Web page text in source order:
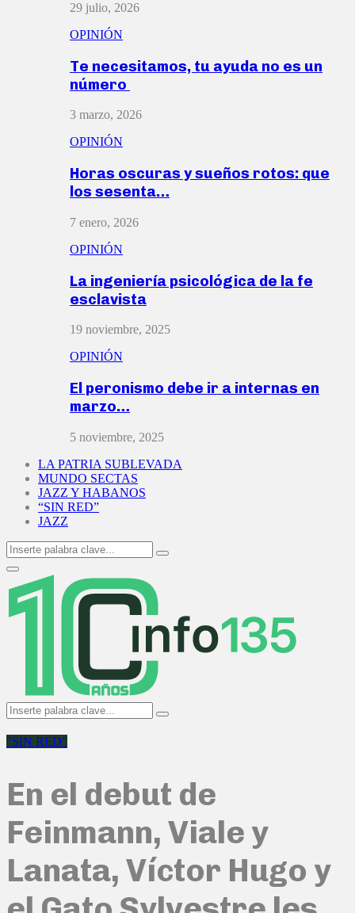
29 julio, 2026
OPINIÓN
Te necesitamos, tu ayuda no es un
número
3 marzo, 2026
OPINIÓN
Horas oscuras y sueños rotos: que
los sesenta…
7 enero, 2026
OPINIÓN
La ingeniería psicológica de la fe
esclavista
19 noviembre, 2025
OPINIÓN
El peronismo debe ir a internas en
marzo…
5 noviembre, 2025
LA PATRIA SUBLEVADA
MUNDO SECTAS
JAZZ Y HABANOS
“SIN RED”
JAZZ
Search
for:
Search
Primary
Menu
Search
for:
Search
"SIN RED"
En el debut de
Feinmann, Viale y
Lanata, Víctor Hugo y